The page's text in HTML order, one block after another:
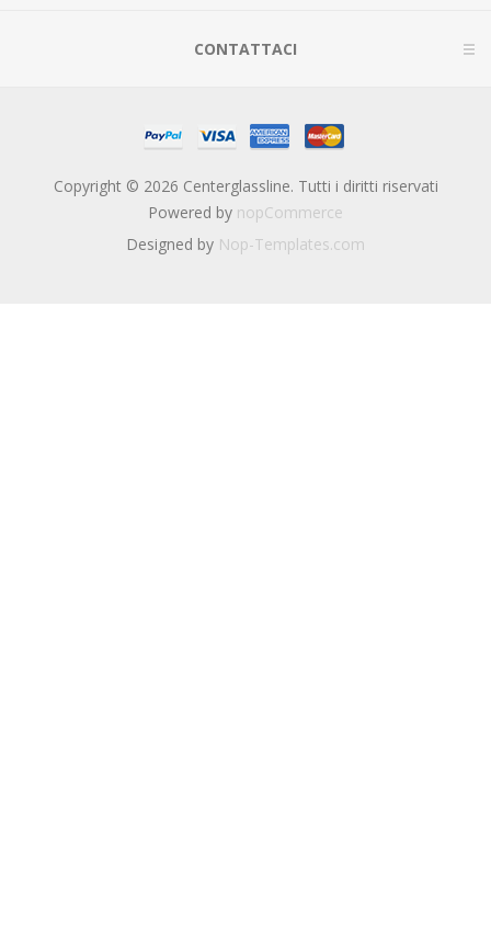
CONTATTACI
Copyright © 2026 Centerglassline. Tutti i diritti riservati
Powered by nopCommerce
Designed by Nop-Templates.com